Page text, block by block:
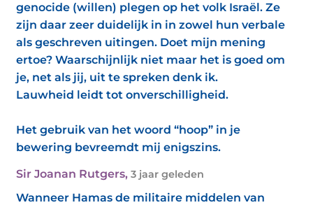
genocide (willen) plegen op het volk Israël. Ze
zijn daar zeer duidelijk in in zowel hun verbale
als geschreven uitingen. Doet mijn mening
ertoe? Waarschijnlijk niet maar het is goed om
je, net als jij, uit te spreken denk ik.
Lauwheid leidt tot onverschilligheid.
Het gebruik van het woord “hoop” in je
bewering bevreemdt mij enigszins.
Sir Joanan Rutgers, 3 jaar geleden
Wanneer Hamas de militaire middelen van